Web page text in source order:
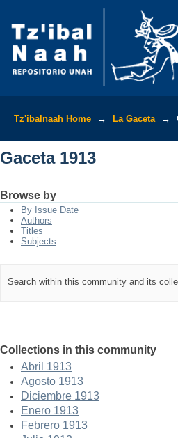
Tz'ibalnaah Home → La Gaceta →
Gaceta 1913
Browse by
By Issue Date
Authors
Titles
Subjects
Search within this community and its
Collections in this community
Abril 1913
Agosto 1913
Diciembre 1913
Enero 1913
Febrero 1913